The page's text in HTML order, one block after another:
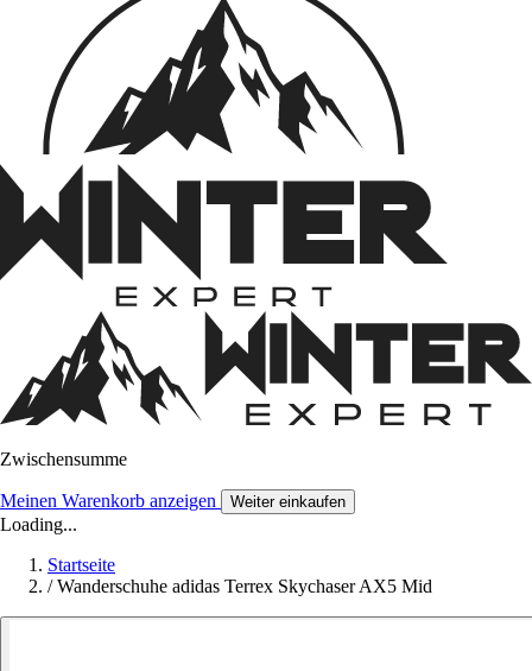
Zwischensumme
Meinen Warenkorb anzeigen Weiter einkaufen
Loading...
Startseite
/ Wanderschuhe adidas Terrex Skychaser AX5 Mid